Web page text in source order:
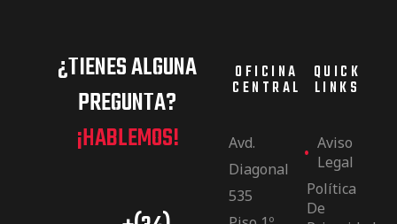
¿TIENES ALGUNA
PREGUNTA?
¡HABLEMOS!
OFICINA
CENTRAL
Avd.
Diagonal
535
QUICK
LINKS
Aviso
Legal
Política
De